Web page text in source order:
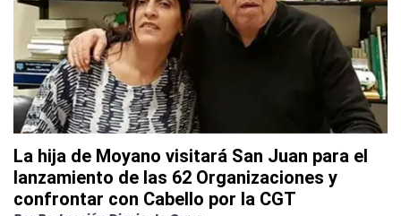
La hija de Moyano visitará San Juan para el
lanzamiento de las 62 Organizaciones y
confrontar con Cabello por la CGT